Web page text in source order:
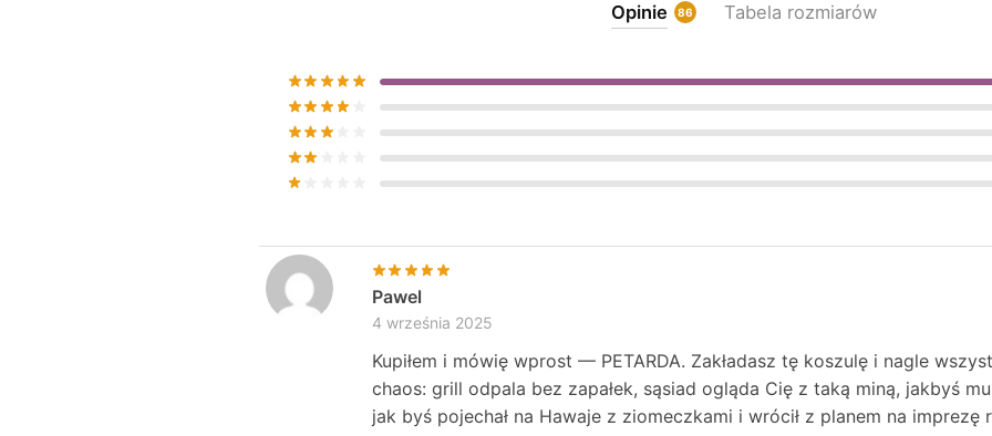
Opinie 86 Tabela rozmiarów
Pawel
4 września 2025
Kupiłem i mówię wprost — PETARDA. Zakładasz tę koszulę i nagle
chaos: grill odpala bez zapałek, sąsiad ogląda Cię z taką miną, jakbyś
jak byś pojechał na Hawaje z ziomeczkami i wrócił z planem na